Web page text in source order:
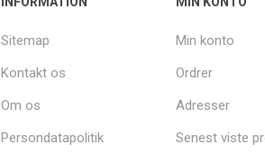
Sitemap
Kontakt os
Om os
Persondatapolitik
Min konto
Ordrer
Adresser
Senest viste